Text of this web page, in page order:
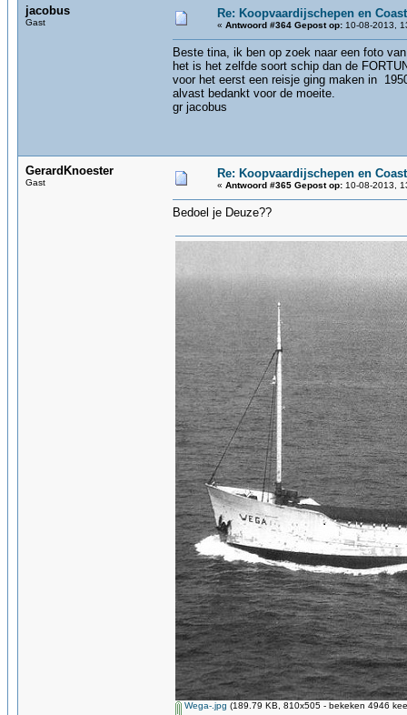
jacobus
Gast
Re: Koopvaardijschepen en
« Antwoord #364 Gepost op: 10-08-2013,
Beste tina, ik ben op zoek naar een foto
het is het zelfde soort schip dan de
voor het eerst een reisje ging maken in
alvast bedankt voor de moeite.
gr jacobus
GerardKnoester
Gast
Re: Koopvaardijschepen en
« Antwoord #365 Gepost op: 10-08-2013,
Bedoel je Deuze??
Wega-.jpg (189.79 KB, 810x505 - bekeken 4946